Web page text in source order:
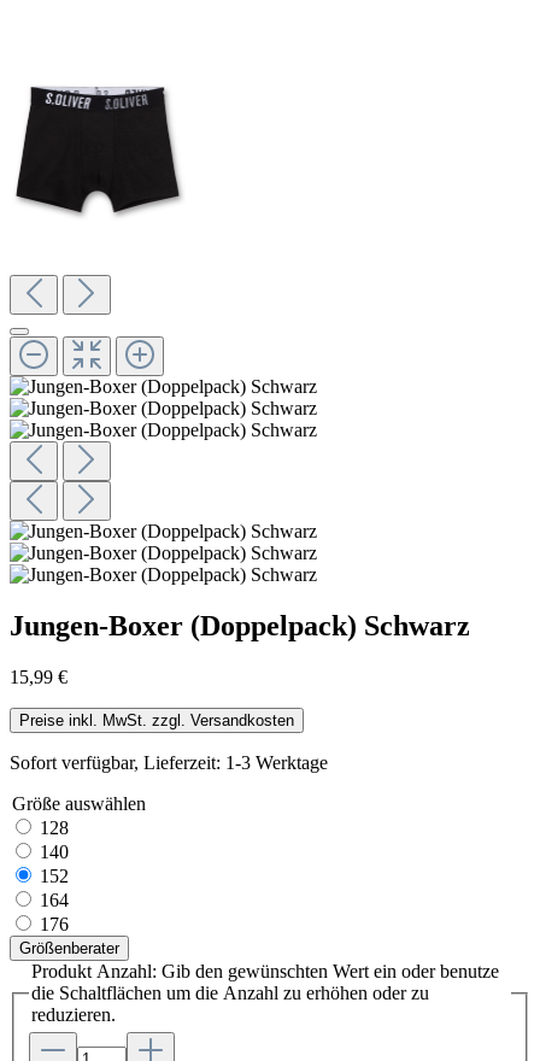
Jungen-Boxer (Doppelpack) Schwarz
15,99 €
Preise inkl. MwSt. zzgl. Versandkosten
Sofort verfügbar, Lieferzeit: 1-3 Werktage
Größe auswählen
128
140
152
164
176
Größenberater
Produkt Anzahl: Gib den gewünschten Wert ein oder benutze
die Schaltflächen um die Anzahl zu erhöhen oder zu
reduzieren.